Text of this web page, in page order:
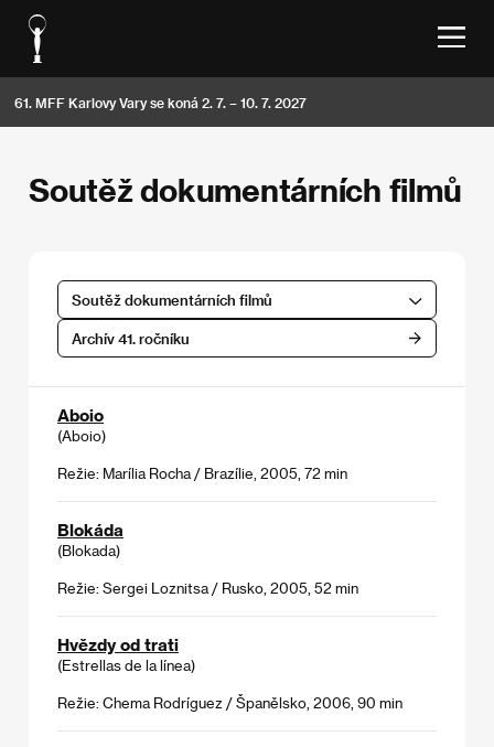
61. MFF Karlovy Vary se koná 2. 7. – 10. 7. 2027
Soutěž dokumentárních filmů
Soutěž dokumentárních filmů
Archív 41. ročníku
Aboio
(Aboio)
Režie: Marília Rocha / Brazílie, 2005, 72 min
Blokáda
(Blokada)
Režie: Sergei Loznitsa / Rusko, 2005, 52 min
Hvězdy od trati
(Estrellas de la línea)
Režie: Chema Rodríguez / Španělsko, 2006, 90 min